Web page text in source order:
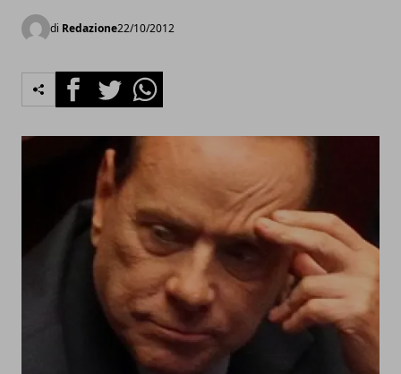
di Redazione22/10/2012
FacebookTwitterWhatsapp